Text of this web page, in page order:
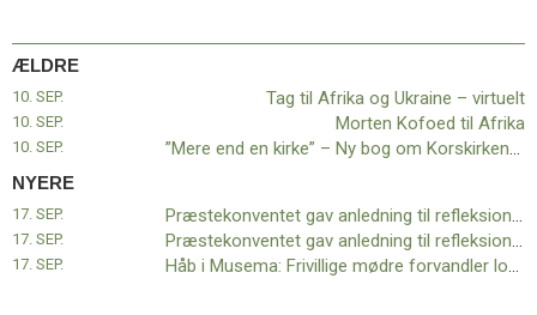
9.0:
Forside
10.0:
Nyheder
11.0:
Kalender
12.0:
Inspiration
13.0:
Værktøjskassen
15.0:
Om
BaptistKirken
16.0:
Kontakt
ÆLDRE
10. SEP. Tag til Afrika og Ukraine – virtuelt
10. SEP. Morten Kofoed til Afrika
10. SEP. ”Mere end en kirke” – Ny bog om Korskirkens historie
NYERE
Præstekonventet gav anledning til refleksion – 2 af 2
17. SEP.
Præstekonventet gav anledning til refleksion – 1 af 2
17. SEP.
Håb i Musema: Frivillige mødre forvandler lokalsamfundet
17. SEP.